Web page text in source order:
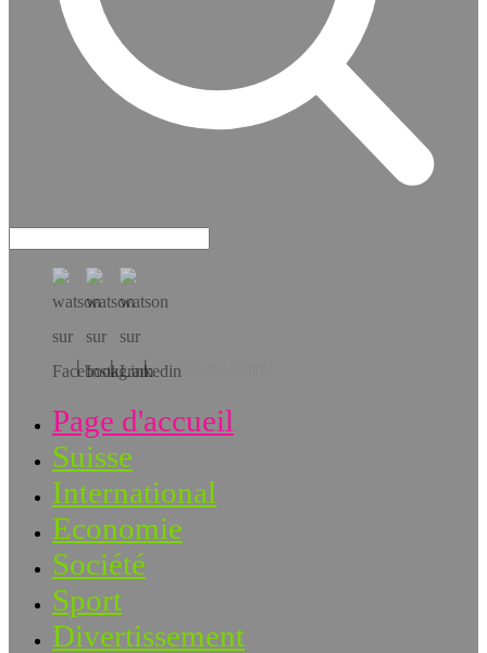
Téléchargez l’app!
Page d'accueil
Suisse
International
Economie
Société
Sport
Divertissement